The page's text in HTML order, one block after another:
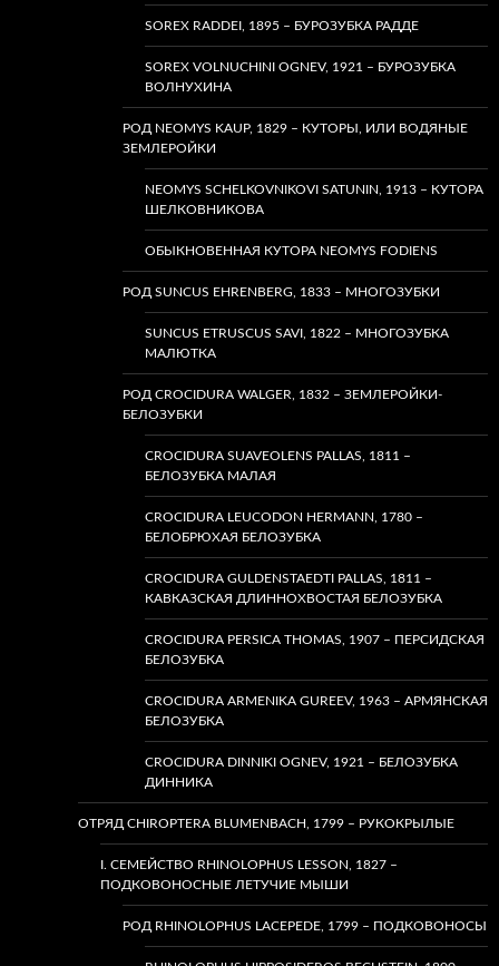
SOREX RADDEI, 1895 – БУРОЗУБКА РАДДЕ
SOREX VOLNUCHINI OGNEV, 1921 – БУРОЗУБКА
ВОЛНУХИНА
РОД NEOMYS KAUP, 1829 – КУТОРЫ, ИЛИ ВОДЯНЫЕ
ЗЕМЛЕРОЙКИ
NEOMYS SCHELKOVNIKOVI SATUNIN, 1913 – КУТОРА
ШЕЛКОВНИКОВА
ОБЫКНОВЕННАЯ КУТОРА NEOMYS FODIENS
РОД SUNCUS EHRENBERG, 1833 – МНОГОЗУБКИ
SUNCUS ETRUSCUS SAVI, 1822 – МНОГОЗУБКА
МАЛЮТКА
РОД CROCIDURA WALGER, 1832 – ЗЕМЛЕРОЙКИ-
БЕЛОЗУБКИ
CROCIDURA SUAVEOLENS PALLAS, 1811 –
БЕЛОЗУБКА МАЛАЯ
CROCIDURA LEUCODON HERMANN, 1780 –
БЕЛОБРЮХАЯ БЕЛОЗУБКА
CROCIDURA GULDENSTAEDTI PALLAS, 1811 –
КАВКАЗСКАЯ ДЛИННОХВОСТАЯ БЕЛОЗУБКА
CROCIDURA PERSICA THOMAS, 1907 – ПЕРСИДСКАЯ
БЕЛОЗУБКА
CROCIDURA ARMENIKA GUREEV, 1963 – АРМЯНСКАЯ
БЕЛОЗУБКА
CROCIDURA DINNIKI OGNEV, 1921 – БЕЛОЗУБКА
ДИННИКА
ОТРЯД CHIROPTERA BLUMENBACH, 1799 – РУКОКРЫЛЫЕ
I. СЕМЕЙСТВО RHINOLOPHUS LESSON, 1827 –
ПОДКОВОНОСНЫЕ ЛЕТУЧИЕ МЫШИ
РОД RHINOLOPHUS LACEPEDE, 1799 – ПОДКОВОНОСЫ